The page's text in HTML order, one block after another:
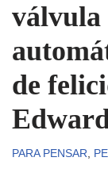
válvula
de
PARA PENSAR,